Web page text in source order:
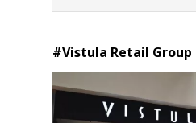
#Vistula Retail Group